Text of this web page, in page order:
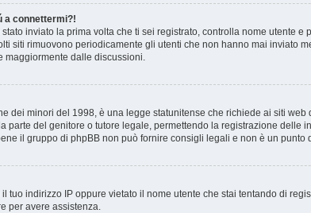
a connettermi?!
inviato la prima volta che ti sei registrato, controlla nome utente
siti rimuovono periodicamente gli utenti che non hanno mai inviato
maggiormente dalle discussioni.
dei minori del 1998, è una legge statunitense che richiede ai siti
parte del genitore o tutore legale, permettendo la registrazione delle
il gruppo di phpBB non può fornire consigli legali e non è un
tuo indirizzo IP oppure vietato il nome utente che stai tentando di
per avere assistenza.